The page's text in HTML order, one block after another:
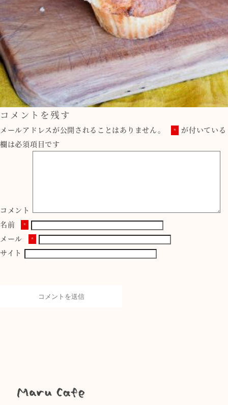
コメントを残す
メールアドレスが公開されることはありません。 *
が付いている
欄は必須項目です
コメント
名前
*
メール *
サイト